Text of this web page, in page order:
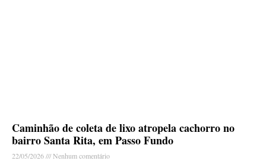
Caminhão de coleta de lixo atropela cachorro no
bairro Santa Rita, em Passo Fundo
22/05/2026 Nenhum comentário